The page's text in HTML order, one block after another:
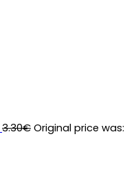
3.30€ Original price